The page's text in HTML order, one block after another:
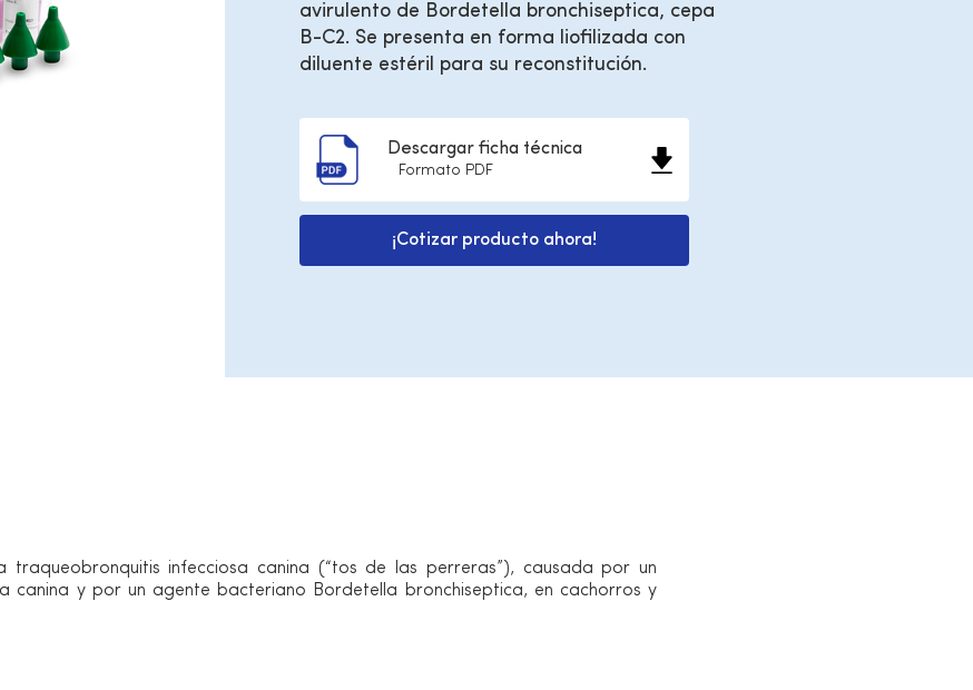
avirulento de Bordetella bronchiseptica, cepa
B-C2. Se presenta en forma liofilizada con
diluente estéril para su reconstitución.
Descargar ficha técnica
Formato PDF
¡Cotizar producto ahora!
traqueobronquitis infecciosa canina (“tos de las perreras”), causada por un
canina y por un agente bacteriano Bordetella bronchiseptica, en cachorros y